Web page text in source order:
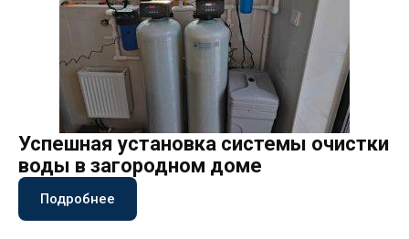
Успешная установка системы очистки
воды в загородном доме
Подробнее